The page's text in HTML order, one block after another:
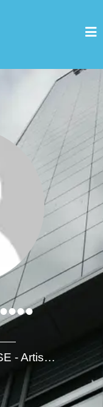
Responsable QSE & RSE - Artisan luthier cuivres et bois